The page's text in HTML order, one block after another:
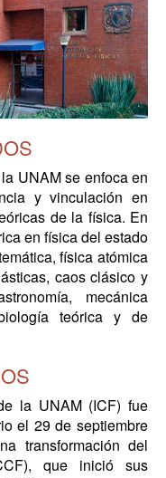
UNAM se enfoca en
y vinculación en
de la física. En
en física del estado
física atómica
caos clásico y
mecánica
teórica y de
la UNAM (ICF) fue
el 29 de septiembre
transformación del
que inició sus